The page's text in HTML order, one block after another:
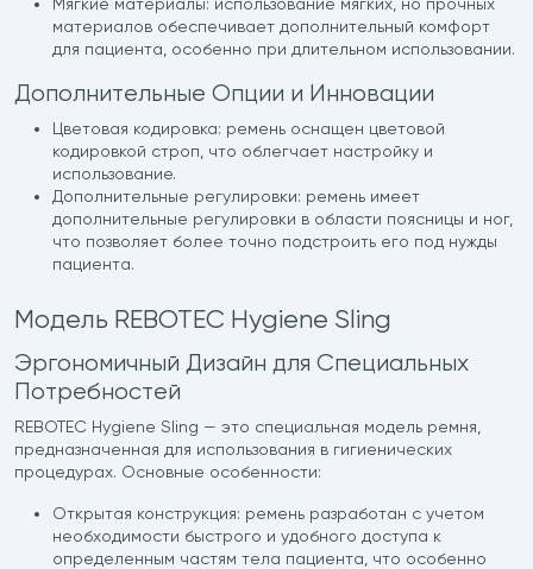
материалов обеспечивает дополнительный комфорт
для пациента, особенно при длительном использовании.
Дополнительные Опции и Инновации
Цветовая кодировка: ремень оснащен цветовой
кодировкой строп, что облегчает настройку и
использование.
Дополнительные регулировки: ремень имеет
дополнительные регулировки в области поясницы и ног,
что позволяет более точно подстроить его под нужды
пациента.
Модель REBOTEC Hygiene Sling
Эргономичный Дизайн для Специальных
Потребностей
REBOTEC Hygiene Sling — это специальная модель ремня,
предназначенная для использования в гигиенических
процедурах. Основные особенности:
Открытая конструкция: ремень разработан с учетом
необходимости быстрого и удобного доступа к
определенным частям тела пациента, что особенно